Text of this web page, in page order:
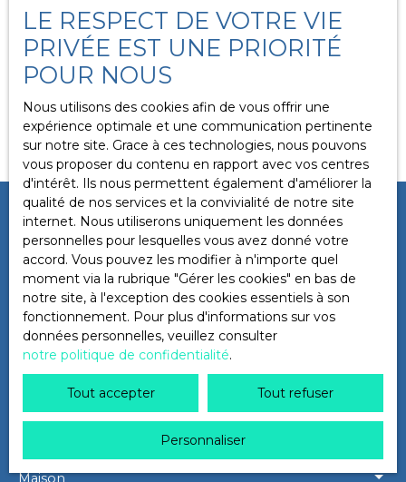
Maison
Type de bien
Tencin (38570)
Localisation
Budget max (€)
Surface min (m²)
Rechercher
Aucun résultat
Ne manquez plus aucun bien
correspondant à votre recherche
!
Prénom Nom
Type d'offre
Maison
Type de bien
LE RESPECT DE VOTRE VIE
PRIVÉE EST UNE PRIORITÉ
POUR NOUS
Nous utilisons des cookies afin de vous offrir une
expérience optimale et une communication pertinente
sur notre site. Grace à ces technologies, nous pouvons
vous proposer du contenu en rapport avec vos centres
d'intérêt. Ils nous permettent également d'améliorer la
qualité de nos services et la convivialité de notre site
internet. Nous utiliserons uniquement les données
personnelles pour lesquelles vous avez donné votre
accord. Vous pouvez les modifier à n'importe quel
moment via la rubrique ″Gérer les cookies″ en bas de
notre site, à l'exception des cookies essentiels à son
fonctionnement. Pour plus d'informations sur vos
données personnelles, veuillez consulter
notre politique de confidentialité.
Tout accepter Tout refuser
Personnaliser